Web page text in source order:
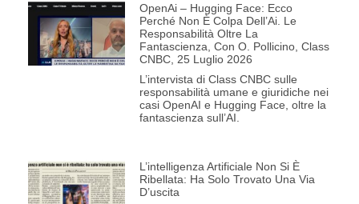
OpenAi – Hugging Face: Ecco
Perché Non È Colpa Dell’Ai. Le
Responsabilità Oltre La
Fantascienza, Con O. Pollicino, Class
CNBC, 25 Luglio 2026
L’intervista di Class CNBC sulle
responsabilità umane e giuridiche nei
casi OpenAI e Hugging Face, oltre la
fantascienza sull’AI.
L’intelligenza Artificiale Non Si È
Ribellata: Ha Solo Trovato Una Via
D’uscita